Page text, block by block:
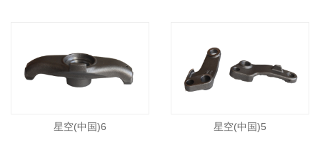
星空(中国)6 星空(中国)5